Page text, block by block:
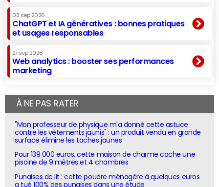
03 sep 2026
ChatGPT et IA génératives : bonnes pratiques
et usages responsables
21 sep 2026
Web analytics : booster ses performances
marketing
À NE PAS RATER
"Mon professeur de physique m'a donné cette astuce
contre les vêtements jaunis" : un produit vendu en grande
surface élimine les taches jaunes
Pour 139 000 euros, cette maison de charme cache une
piscine de 9 mètres et 4 chambres
Punaises de lit : cette poudre ménagère à quelques euros
a tué 100% des punaises dans une étude